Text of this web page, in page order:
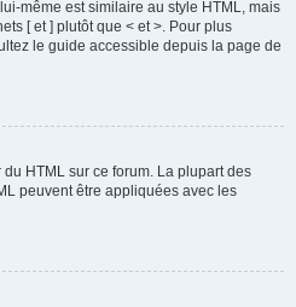
même est similaire au style HTML, mais
[ et ] plutôt que < et >. Pour plus
le guide accessible depuis la page de
HTML sur ce forum. La plupart des
peuvent être appliquées avec les